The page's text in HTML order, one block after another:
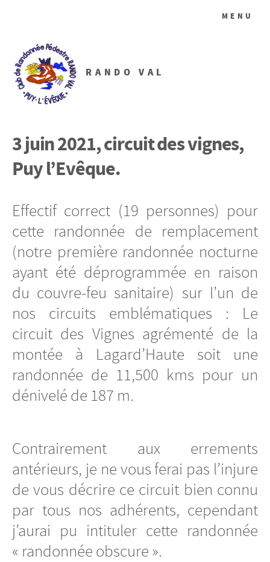
RANDO VAL
MENU
3 juin 2021, circuit des vignes,
Puy l’Evêque.
Effectif correct (19 personnes) pour
cette randonnée de remplacement
(notre première randonnée nocturne
ayant été déprogrammée en raison
du couvre-feu sanitaire) sur l’un de
nos circuits emblématiques : Le
circuit des Vignes agrémenté de la
montée à Lagard’Haute soit une
randonnée de 11,500 kms pour un
dénivelé de 187 m.
Contrairement aux errements
antérieurs, je ne vous ferai pas l’injure
de vous décrire ce circuit bien connu
par tous nos adhérents, cependant
j’aurai pu intituler cette randonnée
« randonnée obscure ».